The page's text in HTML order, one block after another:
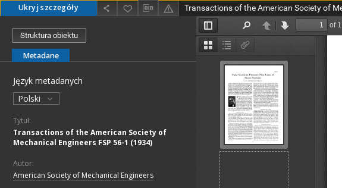
Ukryj szczegóły
Struktura obiektu
Metadane
Język metadanych
Polski
Tytuł:
Transactions of the American Society of
Mechanical Engineers FSP 56-1 (1934)
Autor:
American Society of Mechanical Engineers